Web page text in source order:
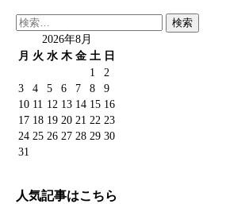
検
索:
2026年8月
月 火 水 木 金 土 日
1
2
3
4 5 6 7 8
9
10 11 12 13 14 15 16
17 18 19 20 21 22 23
24 25 26 27 28 29 30
31
人気記事はこちら